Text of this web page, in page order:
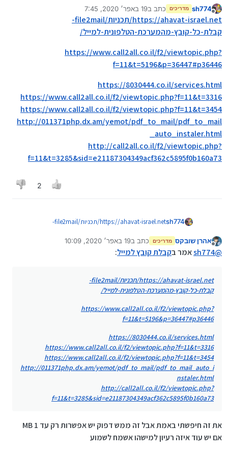
מנותק
sh774 מדריכים כתב ב19 באפר׳ 2020, 7:45
נערך לאחרונה על ידי sh774
https://ahavat-israel.net/תכניות/file2mail-
קבלת-כל-קובץ-מהמערכת-הטלפונית-למייל/
https://www.call2all.co.il/f2/viewtopic.php?
f=11&t=5196&p=36447#p36446
https://8030444.co.il/services.html
https://www.call2all.co.il/f2/viewtopic.php?f=11&t=3316
https://www.call2all.co.il/f2/viewtopic.php?f=11&t=3454
http://011371php.dx.am/yemot/pdf_to_mail/pdf_to_mail
_auto_instaler.html
http://call2all.co.il/f2/viewtopic.php?
f=11&t=3285&sid=e21187304349acf362c5895f0b160a73
2
sh774
https://ahavat-israel.net/תכניות/file2mail-
https://www.call2all.co.il/f2/viewtopic.php?
f=11&t=5196&p=36447#p36446
f=11&t=3316
https://www.call2all.co.il/f2/viewtopic.php?
http://011371php.dx.am/yemot/pdf_to_mail/pdf_to_
mail_auto_instaler.html
f=11&t=3285&sid=e21187304349acf362c5895f0b160a7
3
מנותק
אהרן שובקס מדריכים כתב ב19 באפר׳ 2020, 10:09
נערך לאחרונה על ידי
@
sh774אמר בקבלת קובץ למייל:
https://ahavat-israel.net/תכניות/file2mail-
קבלת-כל-קובץ-מהמערכת-הטלפונית-למייל/
https://www.call2all.co.il/f2/viewtopic.php?
f=11&t=5196&p=36447#p36446
https://8030444.co.il/services.html
https://www.call2all.co.il/f2/viewtopic.php?f=11&t=3316
https://www.call2all.co.il/f2/viewtopic.php?f=11&t=3454
http://011371php.dx.am/yemot/pdf_to_mail/pdf_to_mail_auto_i
nstaler.html
http://call2all.co.il/f2/viewtopic.php?
f=11&t=3285&sid=e21187304349acf362c5895f0b160a73
את זה חיפשתי באמת אבל זה ממש דפוק יש אפשרות רק עד 1 MB
אם יש עוד איזה רעיון למישהו אשמח לשמוע